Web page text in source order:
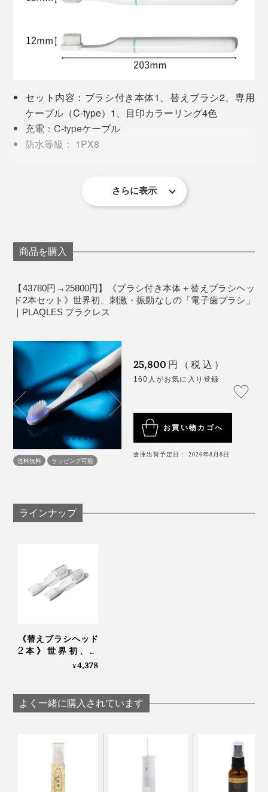
普通の歯ブラシの場合、１ヶ月もすると毛先が開いてき
ますが、『PLAQLES』のブラシは倍以上長持ち。メー
持ちしすぎて、じゃんじゃん売れないのが玉にキズです
（笑）」
価格は少々お高めですが、人生100年時代、最後まで自
セット内容：ブラシ付き本体1、替えブラシ2、専用
ケーブル（C-type）1、目印カラーリング4色
充電：C-typeケーブル
防水等級： 1PX8
※3時間でフル充電、充電後２週間使用可能
※2、3ヶ月を目安に、ブラシヘッドを交換してください。
して充電してください。
い。
本品は、電子歯ブラシです、電動歯ブラシではあり
ません。
す。
さらに表示
商品を購入
【43780円→25800円】《ブラシ付き本体＋替えブラシヘッ
ド2本セット》世界初、刺激・振動なしの「電子歯ブラシ」
｜PLAQLES プラクレス
送料無料 ラッピング可能
25,800 円（税込）
160人がお気に入り登録
お買い物カゴへ
倉庫出荷予定日： 2026年8月8日
ラインナップ
《替えブラシヘッド
2本》世界初、刺
激・振動なしの「電
¥4,378
よく一緒に購入されています